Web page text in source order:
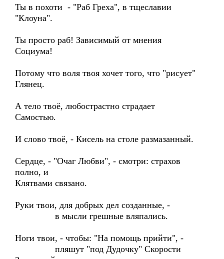
Ты в похоти - "Раб Греха", в тщеславии
"Клоуна".
Ты просто раб! Зависимый от мнения
Социума!
Потому что воля твоя хочет того, что "рисует"
Глянец.
А тело твоё, любострастно страдает
Самостью.
И слово твоё, - Кисель на столе размазанный.
Сердце, - "Очаг Любви", - смотри: страхов
полно, и
Клятвами связано.
Руки твои, для добрых дел созданные, -
в мысли грешные вляпались.
Ноги твои, - чтобы: "На помощь прийти", -
пляшут "под Дудочку" Скорости